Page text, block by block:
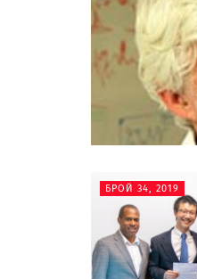
БРОЙ 34, 2019